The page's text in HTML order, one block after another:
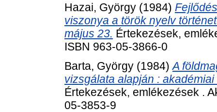
Hazai, György (1984)
viszonya a török nyelv
május 23. Értekezések,
ISBN 963-05-3866-0
Barta, György (1984)A
vizsgálata alapján :
Értekezések, emlékezések .
05-3853-9